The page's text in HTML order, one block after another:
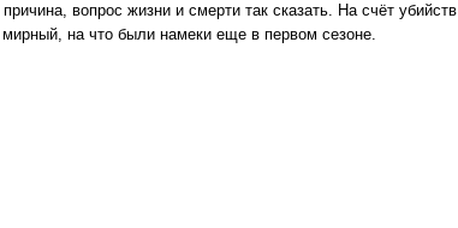
вопрос жизни и смерти так сказать. На счёт убийств
на что были намеки еще в первом сезоне.